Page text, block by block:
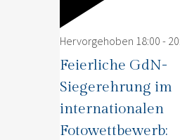
Hervorgehoben 18:00 -
Feierliche GdN-
Siegerehrung im
internationalen
Fotowettbewerb: